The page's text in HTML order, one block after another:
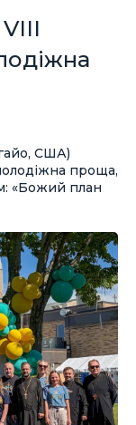
США)
проща,
«Божий план